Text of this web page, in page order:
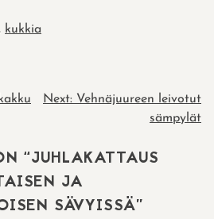
, kukkia
Next: Vehnäjuureen leivotut
sämpylät
“JUHLAKATTAUS
JA
SÄVYISSÄ”